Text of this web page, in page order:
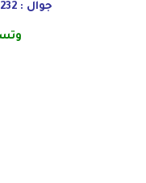
جوال : 0544433232 – 0544433232
وتساب :